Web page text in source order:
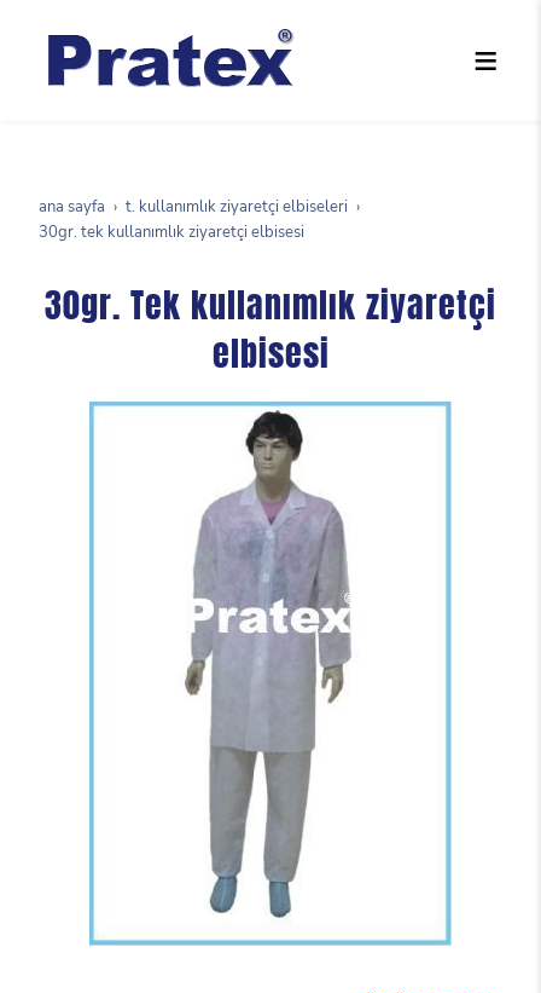
ana sayfa
t. kullanımlık ziyaretçi elbiseleri
30gr. tek kullanımlık ziyaretçi elbisesi
30gr. Tek kullanımlık ziyaretçi
elbisesi